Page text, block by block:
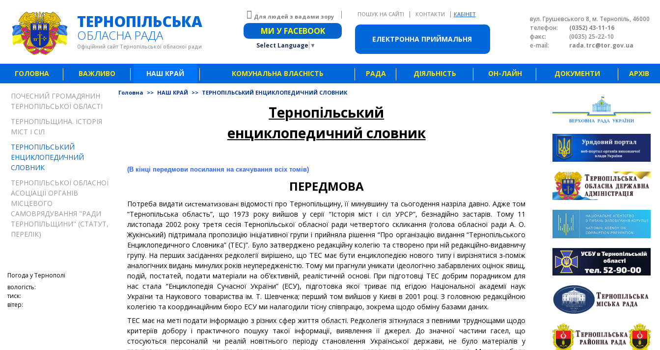
ЕЛЕКТРОННА ПРИЙМАЛЬНЯ
ТЕРНОПІЛЬСЬКА
ОБЛАСНА РАДА
Офіційний сайт Тернопільської обласної ради
Для людей з вадами зору Звичайна версія сайту
МИ У FACEBOOK
Select Language ▼
ПОШУК НА САЙТІ | КОНТАКТИ | КАБІНЕТ
вул. Грушевського 8, м. Тернопіль, 46000
телефон:
(0352) 43-11-16
факс:
(0035) 25-22-10
e-mail:
rada.trc@tor.gov.ua
ГОЛОВНА ВАЖЛИВО НАШ КРАЙ КОМУНАЛЬНА ВЛАСНІСТЬ РАДА ДІЯЛЬНІСТЬ ОН-ЛАЙН ДОКУМЕНТИ АРХІВ
ПОЧЕСНИЙ ГРОМАДЯНИН
ТЕРНОПІЛЬСЬКОЇ ОБЛАСТІ
ТЕРНОПІЛЬЩИНА. ІСТОРІЯ
МІСТ І СІЛ
ТЕРНОПІЛЬСЬКИЙ
ЕНЦИКЛОПЕДИЧНИЙ
СЛОВНИК
ТЕРНОПІЛЬСЬКОЇ ОБЛАСНОЇ
АСОЦІАЦІЇ ОРГАНІВ
МІСЦЕВОГО
САМОВРЯДУВАННЯ "РАДИ
ТЕРНОПІЛЬЩИНИ" (СТАТУТ,
ПЕРЕЛІК)
Погода уТернополі
вологість:
тиск:
вітер:
Головна >> НАШ КРАЙ >> ТЕРНОПІЛЬСЬКИЙ ЕНЦИКЛОПЕДИЧНИЙ СЛОВНИК
Тернопільський
енциклопедичний словник
(В кінці передмови посилання на скачування всіх томів)
ПЕРЕДМОВА
Потреба видатисистематизованівідомості про Тернопільщину, її минувшину та сьогодення назріла давно. Адже том
“Тернопільська область”, що 1973 року вийшов у серії “Історія міст і сіл УРСР”, безнадійно застарів. Тому 11
листопада 2002 року третя сесія Тернопільської обласної ради четвертого скликання (голова обласної ради А. О.
Жукінський) підтримала пропозицію ініціативної групи і прийняла рішення “Про організацію видання “Тернопільського
Енциклопедичного Словника” (ТЕС)”. Було затверджено редакційну колегію та створено при ній редакційно-видавничу
групу. На перших засіданнях редколегії вирішено, що ТЕС має бути енциклопедією нового типу і вирізнятися з-поміж
аналогічних видань минулих років неупередженістю. Тому ми прагнули уникати ідеологічно забарвлених оцінок явищ,
подій, постатей, подати матеріали на об’єктивній, реалістичній основі. При підготовці ТЕС добрим порадником для
нас стала “Енциклопедія Сучасної України” (ЕСУ), підготовка якої триває під егідою Національної академії наук
України та Наукового товариства ім. Т. Шевченка; перший том вийшов у Києві в 2001 році. З головною редакційною
колегією та координаційним бюро ЕСУ ми налагодили тісну співпрацю, зокрема щодо обміну базами даних.
ТЕС має на меті подати інформацію з різних сфер життя області. Редколегія зіткнулася з певними труднощами щодо
критеріїв добору і практичного пошуку такої інформації, виявлення її джерел. До значної частини гасел, що
стосуються персоналій чи реалій новітнього періоду становлення Української держави, не було матеріалів у